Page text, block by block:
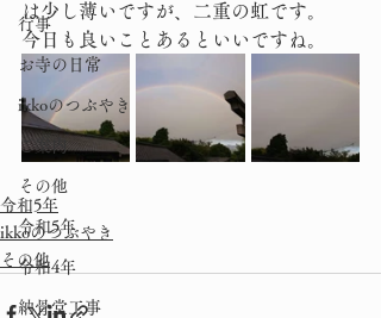
行事
お寺の日常
ikkoのつぶやき
ご案内
その他
令和5年
令和4年
納骨堂工事
は少し薄いですが、二重の虹です。
今日も良いことあるといいですね。
令和5年
ikkoのつぶやき
その他